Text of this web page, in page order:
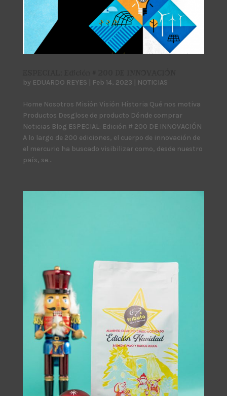
by EDUARDO REYES Feb 14, 2023 NOTICIAS
Home Nosotros Misión Visión Historia Qué nos motiva
Productos Desglose de producto Dónde comprar
Noticias Blog ESPECIAL: Edición # 200 DE INNOVACIÓN
A lo largo de 200 ediciones, el cuerpo de innovación de
el mercurio ha buscado visibilizar como, desde nuestro
país, se...